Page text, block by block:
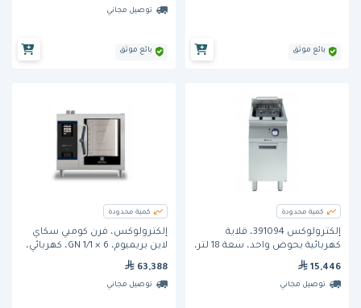
بائع موثق
توصيل مجاني
بائع موثق
كمية محدودة
إلكترولوكس 391094، قلاية
كهربائية بحوض واحد، سعة 18 لتر،
مع سلتين نصف الحجم
15,446
توصيل مجاني
كمية محدودة
إلكترولوكس، فرن كومبي سكاي
لاين بريميوم، 6 × GN 1/1، كهربائي،
مزوّد بغلاية بخار من الفولاذ
المقاوم للصدأ AISI 316.
63,388
توصيل مجاني